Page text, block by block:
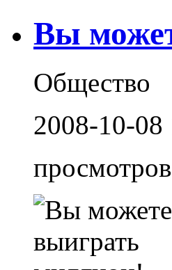
Вы
Общество
2008-10-08